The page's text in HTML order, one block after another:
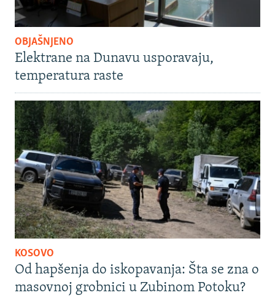
OBJAŠNJENO
Elektrane na Dunavu usporavaju,
temperatura raste
KOSOVO
Od hapšenja do iskopavanja: Šta se zna o
masovnoj grobnici u Zubinom Potoku?